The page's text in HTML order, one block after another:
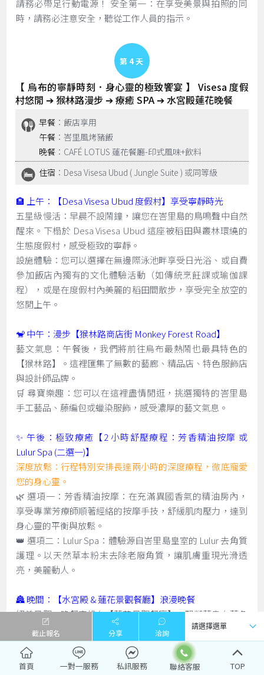
截止報名 分享 洽詢
請務必帶足行動電源！ 安全第一：在享受美景與拍照的同
時，請務必注意安全，聽從工作人員的指示。
Day 4
【 烏布的寧靜時刻．身心靈的極致饗宴 】 Visesa 度假
村悠閒 ➔ 猴林路漫步 ➔ 療癒 SPA ➔ 水宮殿蓮花晚餐
早餐 ：飯店享用
午餐 ：峇里風烤豬飯
晚餐 ：CAFÉ LOTUS 蓮花餐廳-印式風味+飲料
住宿 ：Desa Visesa Ubud ( Jungle Suite ) 或同等級
🏨 上午：【Desa Visesa Ubud 度假村】享受寧靜時光
五星級慢活：早晨不設鬧鐘，讓您在峇里島的鳥鳴聲中自然
醒來。下榻於 Desa Visesa Ubud 這座被稻田與叢林環繞的
生態度假村，感受極致的寧靜。
設施體驗：您可以選擇在無邊際泳池畔享受日光浴、或自費
參加飯店內獨有的文化體驗活動（如傳統烹飪課或瑜伽課
程），或是在度假村內美麗的稻田間散步，享受完全放空的
悠閒上午。
🐒 中午：漫步【猴林路商店街 Monkey Forest Road】
藝文氣息：午餐後，我們將前往烏布最熱鬧也最具特色的
【猴林路】。這裡匯集了無數的藝廊、精品店、特色服飾店
與設計師品牌。
🛒 尋寶樂趣：您可以在這裡盡情閒逛，挑選獨特的峇里島
手工藝品、藤編包或蠟染服飾，感受濃厚的藝文氣息。
✨ 午後：極致療癒【2 小時舒壓療程：芳香精油按摩 或
Lulur Spa (二選一)】
深度放鬆：行程特別安排長達兩小時的深度療程，徹底寵愛
您的身心靈。
🌿 選項一：芳香精油按摩：在充滿異國香氣的精油房內，
享受專業芳療師順著經絡的按摩手技，舒緩肌肉壓力，達到
身心靈的平衡與放鬆。
👑 選項二：Lulur Spa：體驗源自峇里島皇室的 Lulur 去角質
護理。以天然草本粉末去除老廢角質，讓肌膚重現光滑透
亮，美麗動人。
🏯 晚間：【水宮殿 & 蓮花景觀餐廳】浪漫晚餐
絕美景觀：晚餐安排在【蓮花景觀餐廳】，緊鄰著烏布著名
的【水宮殿】（Pura Taman Saraswati）。
燭光饗宴：在古老寺廟的背景下，您將面對著滿池盛開的粉
紅蓮花，伴隨著峇里島傳統舞蹈（有時需視表演時間而
首頁 一對一服務 私訊服務 TOP